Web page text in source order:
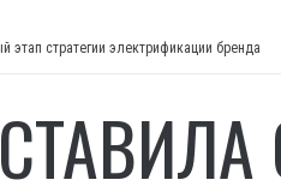
этап стратегии электрификации бренда